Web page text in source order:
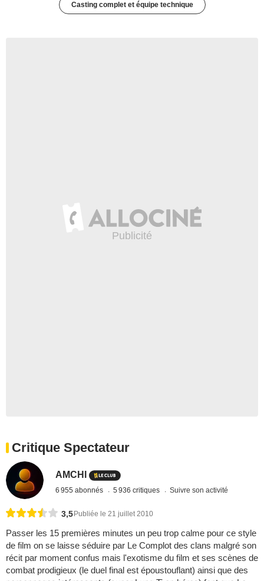
Casting complet et équipe technique
Critique Spectateur
AMCHI
6 955 abonnés 5 936 critiques Suivre son activité
3,5 Publiée le 21 juillet 2010
Passer les 15 premières minutes un peu trop calme pour ce style
de film on se laisse séduire par Le Complot des clans malgré son
récit par moment confus mais l'exotisme du film et ses scènes de
combat prodigieux (le duel final est époustouflant) ainsi que des